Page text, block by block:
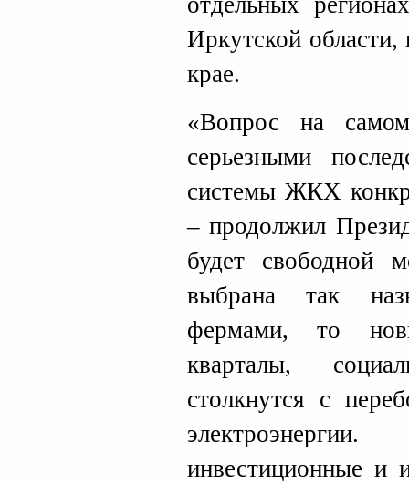
Иркутской области,
крае.
«Вопрос на
серьезными
системы ЖКХ
– продолжил
будет свободной
выбрана так
фермами, то
кварталы,
столкнутся с
инвестиционные и